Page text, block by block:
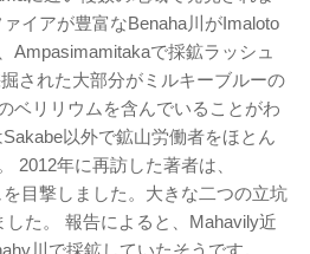
イアが豊富なBenaha川がImaloto
Ampasimamitakaで採鉱ラッシュ
された大部分がミルキーブルーの
ベリリウムを含んでいることがわ
以外で鉱山労働者をほとん
2012年に再訪した著者は、
目撃しました。大きな二つの立坑
た。 報告によると、Mahavily近
川で採鉱していたそうです。